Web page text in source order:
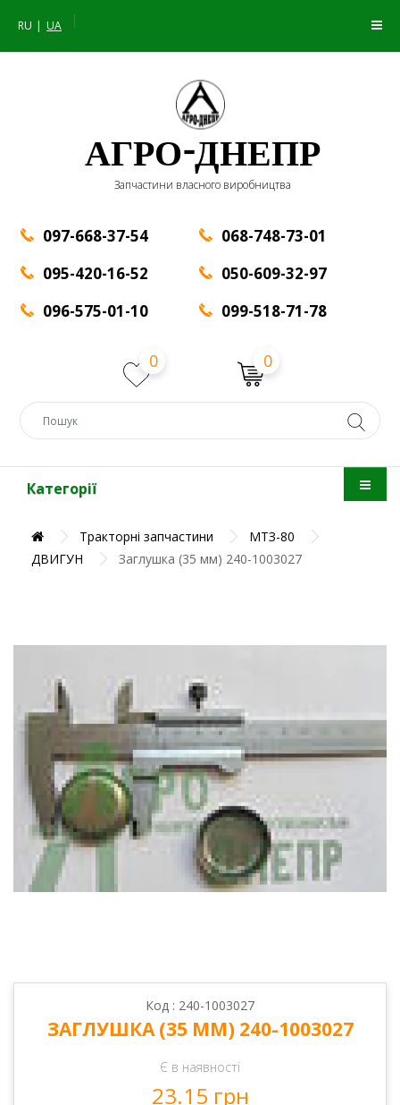
RU UA |
АГРО-ДНЕПР
Запчастини власного виробництва
097-668-37-54
095-420-16-52
096-575-01-10
068-748-73-01
050-609-32-97
099-518-71-78
0 0
Категорії
Тракторні запчастини
МТЗ-80
ДВИГУН
Заглушка (35 мм) 240-1003027
Код : 240-1003027
ЗАГЛУШКА (35 ММ) 240-1003027
Є в наявності
23.15 грн